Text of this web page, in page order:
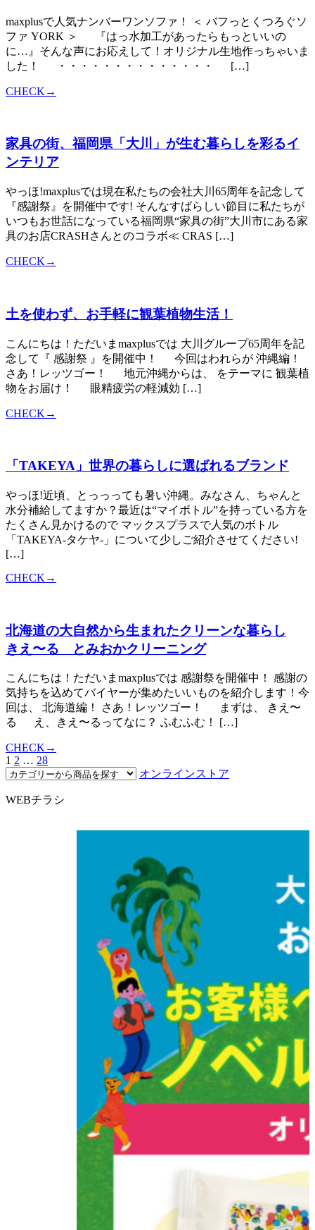
maxplusで人気ナンバーワンソファ！ ＜ バフっとくつろぐソ
ファ YORK ＞ 『はっ水加工があったらもっといいの
に…』そんな声にお応えして！オリジナル生地作っちゃいま
した！ ・・・・・・・・・・・・・・ […]
CHECK→
家具の街、福岡県「大川」が生む暮らしを彩るイ
ンテリア
やっほ!maxplusでは現在私たちの会社大川65周年を記念して
『感謝祭』を開催中です! そんなすばらしい節目に私たちが
いつもお世話になっている福岡県“家具の街”大川市にある家
具のお店CRASHさんとのコラボ≪ CRAS […]
CHECK→
土を使わず、お手軽に観葉植物生活！
こんにちは！ただいまmaxplusでは 大川グループ65周年を記
念して『 感謝祭 』を開催中！ 今回はわれらが 沖縄編！
さあ！レッツゴー！ 地元沖縄からは、 をテーマに 観葉植
物をお届け！ 眼精疲労の軽減効 […]
CHECK→
「TAKEYA」世界の暮らしに選ばれるブランド
やっほ!近頃、とっっっても暑い沖縄。みなさん、ちゃんと
水分補給してますか？最近は“マイボトル”を持っている方を
たくさん見かけるので マックスプラスで人気のボトル
「TAKEYA-タケヤ-」について少しご紹介させてください!
[…]
CHECK→
北海道の大自然から生まれたクリーンな暮らし
きえ〜る とみおかクリーニング
こんにちは！ただいまmaxplusでは 感謝祭を開催中！ 感謝の
気持ちを込めてバイヤーが集めたいいものを紹介します！今
回は、 北海道編！ さあ！レッツゴー！ まずは、 きえ〜
る え、きえ〜るってなに？ ふむふむ！ […]
CHECK→
1 2 … 28
オンラインストア
WEBチラシ